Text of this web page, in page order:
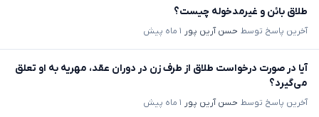
طلاق بائن و غیرمدخوله چیست؟
آخرین پاسخ توسط حسن آرین پور ۱ ماه پیش
آیا در صورت درخواست طلاق از طرف زن در دوران عقد، مهریه به او تعلق
می‌گیرد؟
آخرین پاسخ توسط حسن آرین پور ۱ ماه پیش